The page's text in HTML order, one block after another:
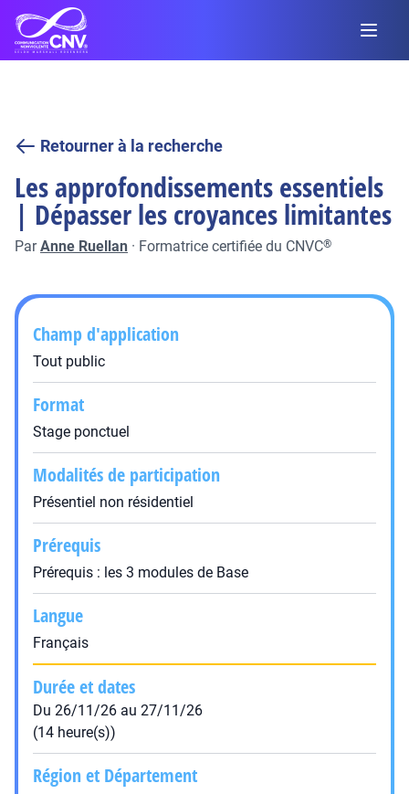
Retourner à la recherche
Les approfondissements essentiels
| Dépasser les croyances limitantes
ParAnne Ruellan · Formatrice certifiée du CNVC®
Champ d'application
Tout public
Format
Stage ponctuel
Modalités de participation
Présentiel non résidentiel
Prérequis
Prérequis : les 3 modules de Base
Langue
Français
Durée et dates
Du 26/11/26 au 27/11/26
(14 heure(s))
Région et Département